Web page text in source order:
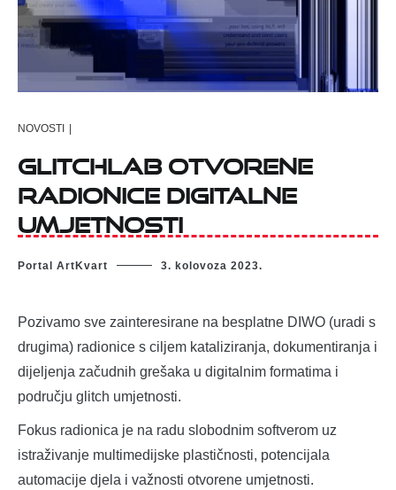
NOVOSTI |
glitchLAB otvorene
radionice digitalne
umjetnosti
Portal ArtKvart 3. kolovoza 2023.
Pozivamo sve zainteresirane na besplatne DIWO (uradi s
drugima) radionice s ciljem kataliziranja, dokumentiranja i
dijeljenja začudnih grešaka u digitalnim formatima i
području glitch umjetnosti.
Fokus radionica je na radu slobodnim softverom uz
istraživanje multimedijske plastičnosti, potencijala
automacije djela i važnosti otvorene umjetnosti.